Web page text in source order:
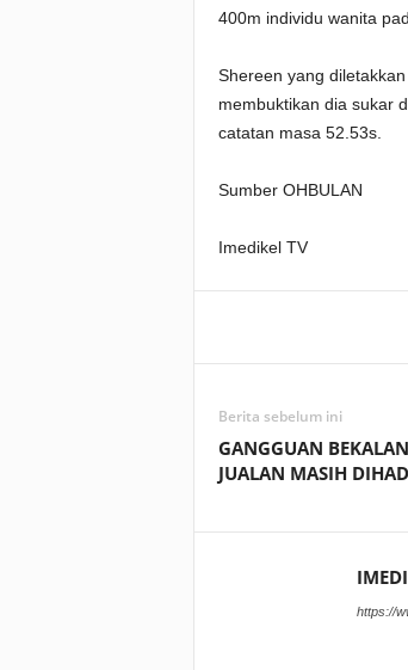
400m individu wanita
Shereen yang
membuktikan dia sukar
catatan masa 52.53s.
Sumber OHBULAN
Imedikel TV
Berita sebelum ini
GANGGUAN
JUALAN MASIH
https://